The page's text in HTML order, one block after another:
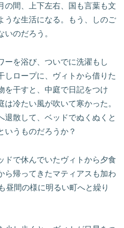
の間、上下左右、国も言葉も文
うな生活になる。もう、しのご
のだろう。
を浴び、ついでに洗濯もし
しロープに、ヴィトから借りた
を干すと、中庭で日記をつけ
冷たい風が吹いて寒かった。
退散して、ベッドでぬくぬくと
いうものだろうか？
で休んでいたヴィトから夕食
ら帰ってきたマティアスも加わ
昼間の様に明るい町へと繰り